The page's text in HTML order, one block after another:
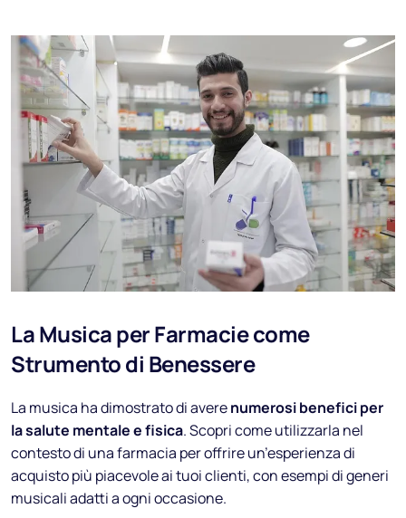
La Musica per Farmacie come
Strumento di Benessere
La musica ha dimostrato di averenumerosi benefici per
la salute mentale e fisica. Scopri come utilizzarla nel
contesto di una farmacia per offrire un’esperienza di
acquisto più piacevole ai tuoi clienti, con esempi di generi
musicali adatti a ogni occasione.